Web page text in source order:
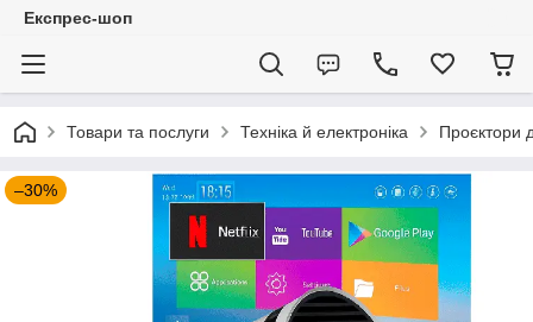
Експрес-шоп
Товари та послуги Техніка й електроніка Проєктори
–30%